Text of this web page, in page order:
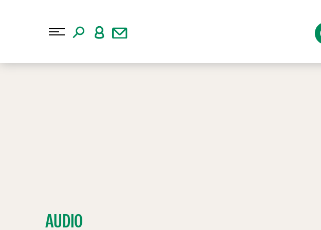
AUDIO